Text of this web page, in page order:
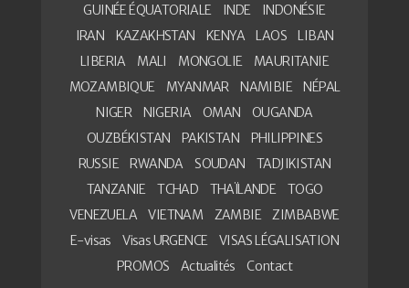
GUINÉE ÉQUATORIALE
INDE
INDONÉSIE
IRAN
KAZAKHSTAN KENYA LAOS
LIBAN
LIBERIA
MALI MONGOLIE
MAURITANIE
MOZAMBIQUE
MYANMAR NAMIBIE
NÉPAL
NIGER
NIGERIA OMAN
OUGANDA
OUZBÉKISTAN
PAKISTAN
PHILIPPINES
RUSSIE
RWANDA SOUDAN
TADJIKISTAN
TANZANIE
TCHAD THAÏLANDE
TOGO
VENEZUELA
VIETNAM ZAMBIE
ZIMBABWE
E-visas
Visas URGENCE
VISAS LÉGALISATION
PROMOS
Actualités Contact